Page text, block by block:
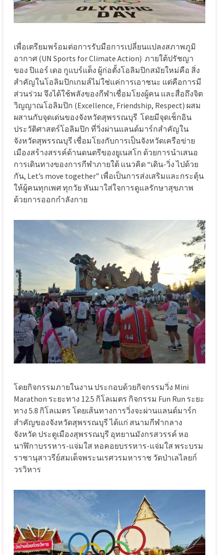
เพื่อเตรียมพร้อมต่อการรับมือการเปลี่ยนแปลงสภาพภูมิ
อากาศ (UN Sports for Climate Action) ภายใต้ปรัชญา
ของ ปิแอร์ เดอ กูแบร์แต็ง ผู้ก่อตั้งโอลิมปิกสมัยใหม่คือ สิ่ง
สำคัญในโอลิมปิกเกมส์ไม่ใช่แค่การเอาชนะ แต่คือการมี
ส่วนร่วม จึงได้ใช้พลังของกีฬาเชื่อมโยงผู้คน และสื่อถึงจิต
วิญญาณโอลิมปิก (Excellence, Friendship, Respect) ผสม
ผสานกับจุดเด่นของจังหวัดสุพรรณบุรี โดยมีจุดเช็กอิน
ประวัติศาสตร์โอลิมปิก ที่วิ่งผ่านแลนด์มาร์กสำคัญใน
จังหวัดสุพรรณบุรี เชื่อมโยงกับการเป็นจังหวัดเครือข่าย
เมืองสร้างสรรค์ด้านดนตรีของยูเนสโก ด้วยการนำเสนอ
การเดินทางของการกีฬาภายใต้ แนวคิด “เดิน-วิ่ง ไปด้วย
กัน, Let’s move together” เพื่อเป็นการส่งเสริมและกระตุ้น
ให้ผู้คนทุกเพศ ทุกวัย หันมาใส่ใจการดูแลรักษาสุขภาพ
ด้วยการออกกำลังกาย
โดยกิจกรรมภายในงาน ประกอบด้วยกิจกรรมวิ่ง Mini
Marathon ระยะทาง 12.5 กิโลเมตร กิจกรรม Fun Run ระยะ
ทาง 5.8 กิโลเมตร โดยเส้นทางการวิ่งจะผ่านแลนด์มาร์ก
สำคัญของจังหวัดสุพรรณบุรี ได้แก่ สนามกีฬากลาง
จังหวัด ประตูเมืองสุพรรณบุรี อุทยานมังกรสวรรค์ หอ
นาฬิกาบรรหาร-แจ่มใส หอคอยบรรหาร-แจ่มใส พระบรม
ราชานุสาวรีย์สมเด็จพระนเรศวรมหาราช วัดป่าเลไลยก์
วรวิหาร